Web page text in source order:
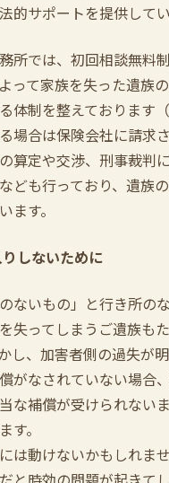
的サポートを提供してい
所では、初回相談無料
って家族を失った遺族
体制を整えております
場合は保険会社に請求
算定や交渉、刑事裁判
ども行っており、遺族
ます。
しないために
ないもの」と行き所の
失ってしまうご遺族も
し、加害者側の過失が
がなされていない場合
な補償が受けられない
す。
は動けないかもしれま